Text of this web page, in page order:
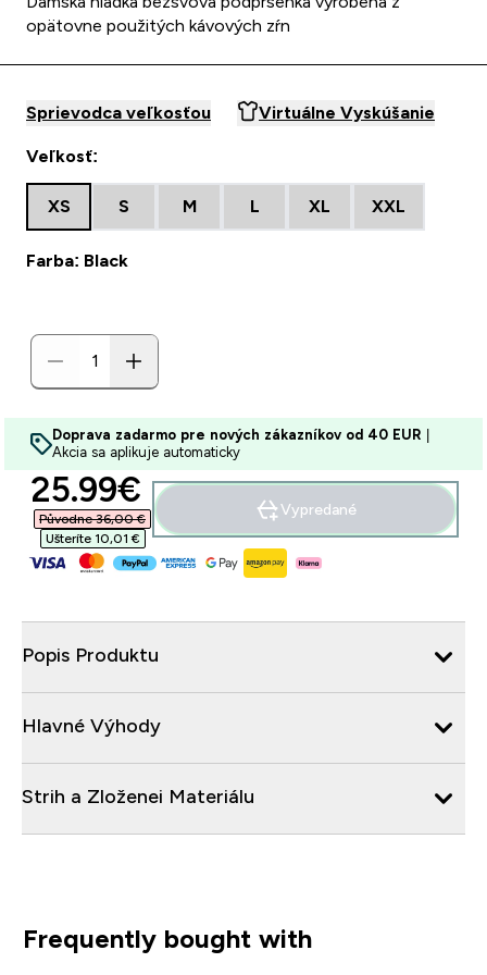
opätovne použitých kávových zŕn
Sprievodca veľkosťou Virtuálne Vyskúšanie
Veľkosť:
XS S M L XL XXL
Farba: Black
Doprava zadarmo pre nových zákazníkov od 40 EUR
Akcia sa aplikuje automaticky
discounted price
25.99€‎
Původne 36,00 €‎
Ušteríte 10,01 €‎
Vypredané
Popis Produktu
Hlavné Výhody
Strih a Zloženei Materiálu
Frequently bought with